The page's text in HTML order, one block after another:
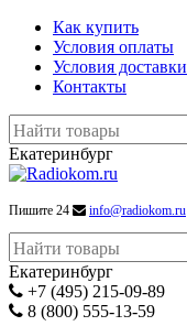
Как купить
Условия оплаты
Условия доставки
Контакты
Екатеринбург
Пишите 24 info@radiokom.ru
Екатеринбург
+7 (495) 215-09-89
8 (800) 555-13-59